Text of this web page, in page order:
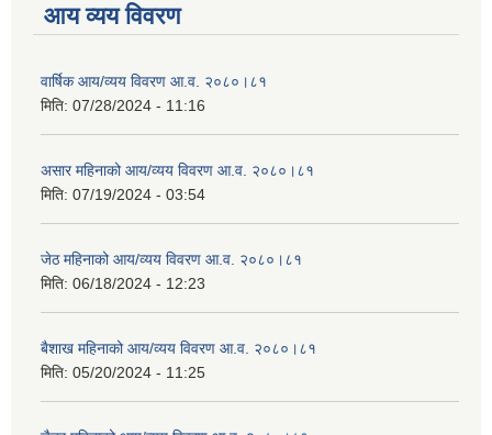
आय व्यय विवरण
वार्षिक आय/व्यय विवरण आ.व. २०८०।८१
मिति: 07/28/2024 - 11:16
असार महिनाको आय/व्यय विवरण आ.व. २०८०।८१
मिति: 07/19/2024 - 03:54
जेठ महिनाको आय/व्यय विवरण आ.व. २०८०।८१
मिति: 06/18/2024 - 12:23
बैशाख महिनाको आय/व्यय विवरण आ.व. २०८०।८१
मिति: 05/20/2024 - 11:25